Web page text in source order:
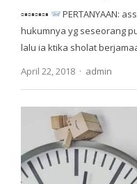
▫▪▫▪▫▪▫▪
PERTANYAAN:
hukumnya yg seseorang
lalu ia ktika sholat
April 22, 2018
Author
admin